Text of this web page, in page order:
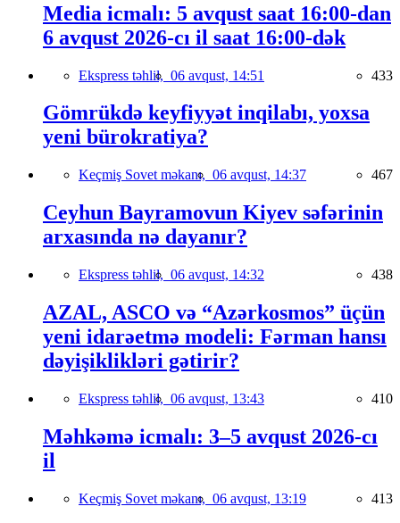
Media icmalı: 5 avqust saat 16:00-dan
6 avqust 2026-cı il saat 16:00-dək
Ekspress təhlil, 06 avqust, 14:51 433
Gömrükdə keyfiyyət inqilabı, yoxsa
yeni bürokratiya?
Keçmiş Sovet məkanı, 06 avqust, 14:37 467
Ceyhun Bayramovun Kiyev səfərinin
arxasında nə dayanır?
Ekspress təhlil, 06 avqust, 14:32 438
AZAL, ASCO və “Azərkosmos” üçün
yeni idarəetmə modeli: Fərman hansı
dəyişiklikləri gətirir?
Ekspress təhlil, 06 avqust, 13:43 410
Məhkəmə icmalı: 3–5 avqust 2026-cı
il
Keçmiş Sovet məkanı, 06 avqust, 13:19 413